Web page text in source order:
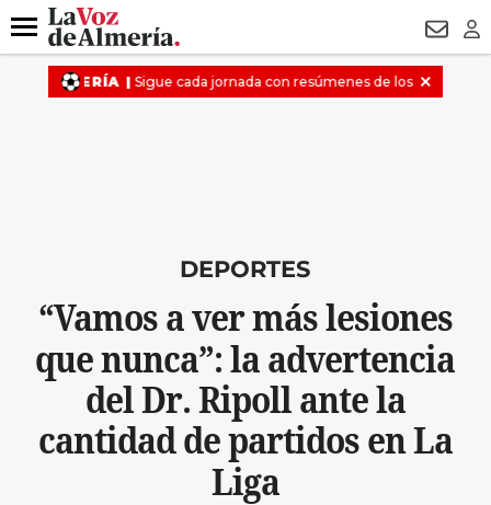
DESTACADO CONDENADOS
Menú
DEPORTES
“Vamos a ver más lesiones
que nunca”: la advertencia
del Dr. Ripoll ante la
cantidad de partidos en La
Liga